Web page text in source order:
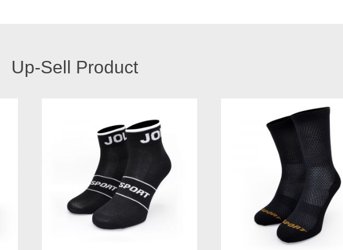
Up-Sell Product